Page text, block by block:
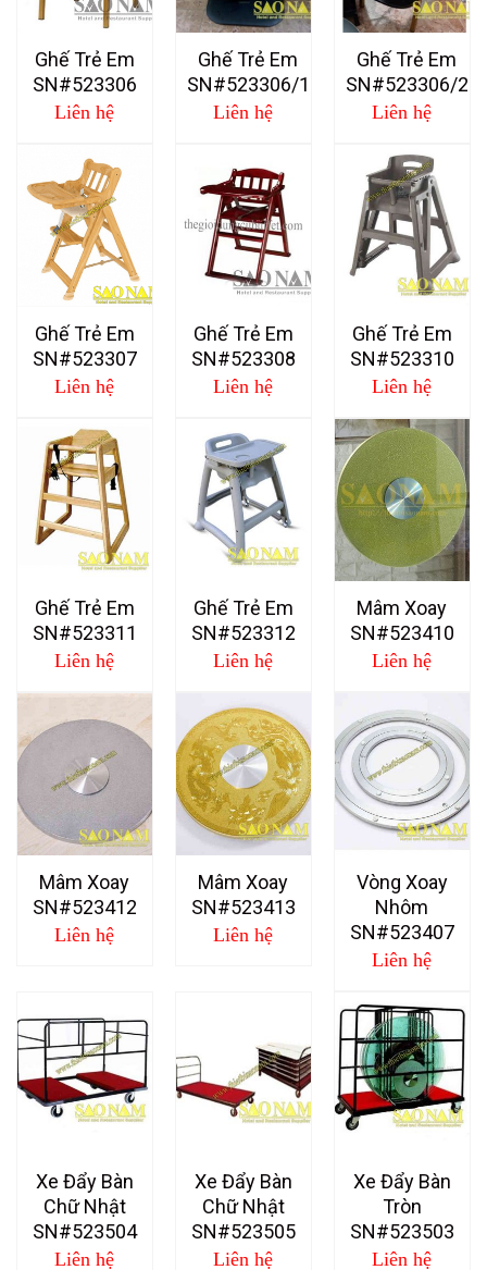
Ghế Trẻ Em
SN#523306
Liên hệ
Ghế Trẻ Em
SN#523306/1
Liên hệ
Ghế Trẻ Em
SN#523306/2
Liên hệ
Ghế Trẻ Em
SN#523307
Liên hệ
Ghế Trẻ Em
SN#523308
Liên hệ
Ghế Trẻ Em
SN#523310
Liên hệ
Ghế Trẻ Em
SN#523311
Liên hệ
Ghế Trẻ Em
SN#523312
Liên hệ
Mâm Xoay
SN#523410
Liên hệ
Mâm Xoay
SN#523412
Liên hệ
Mâm Xoay
SN#523413
Liên hệ
Vòng Xoay
Nhôm
SN#523407
Liên hệ
Xe Đẩy Bàn
Chữ Nhật
SN#523504
Liên hệ
Xe Đẩy Bàn
Chữ Nhật
SN#523505
Liên hệ
Xe Đẩy Bàn
Tròn
SN#523503
Liên hệ